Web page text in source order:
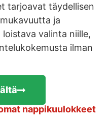
tarjoavat täydellisen
ja
valinta niille,
ilman
nappikuulokkeet